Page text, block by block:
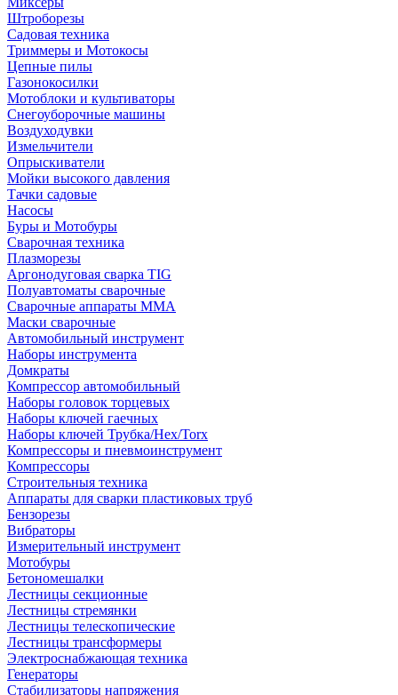
Штроборезы
Садовая техника
Триммеры и Мотокосы
Цепные пилы
Газонокосилки
Мотоблоки и культиваторы
Снегоуборочные машины
Воздуходувки
Измельчители
Опрыскиватели
Мойки высокого давления
Тачки садовые
Насосы
Буры и Мотобуры
Сварочная техника
Плазморезы
Аргонодуговая сварка TIG
Полуавтоматы сварочные
Сварочные аппараты ММА
Маски сварочные
Автомобильный инструмент
Наборы инструмента
Домкраты
Компрессор автомобильный
Наборы головок торцевых
Наборы ключей гаечных
Наборы ключей Трубка/Hex/Torx
Компрессоры и пневмоинструмент
Компрессоры
Строительныя техника
Аппараты для сварки пластиковых труб
Бензорезы
Вибраторы
Измерительный инструмент
Мотобуры
Бетономешалки
Лестницы секционные
Лестницы стремянки
Лестницы телескопические
Лестницы трансформеры
Электроснабжающая техника
Генераторы
Стабилизаторы напряжения